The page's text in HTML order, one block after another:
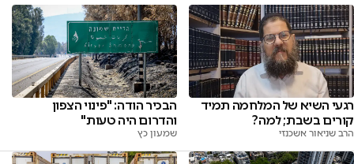
רגעי השיא של המלחמה תמיד
קורים בשבת; למה?
הרב שניאור אשכנזי
הבכיר הודה: "פינוי הצפון
והדרום היה טעות"
שמעון כץ